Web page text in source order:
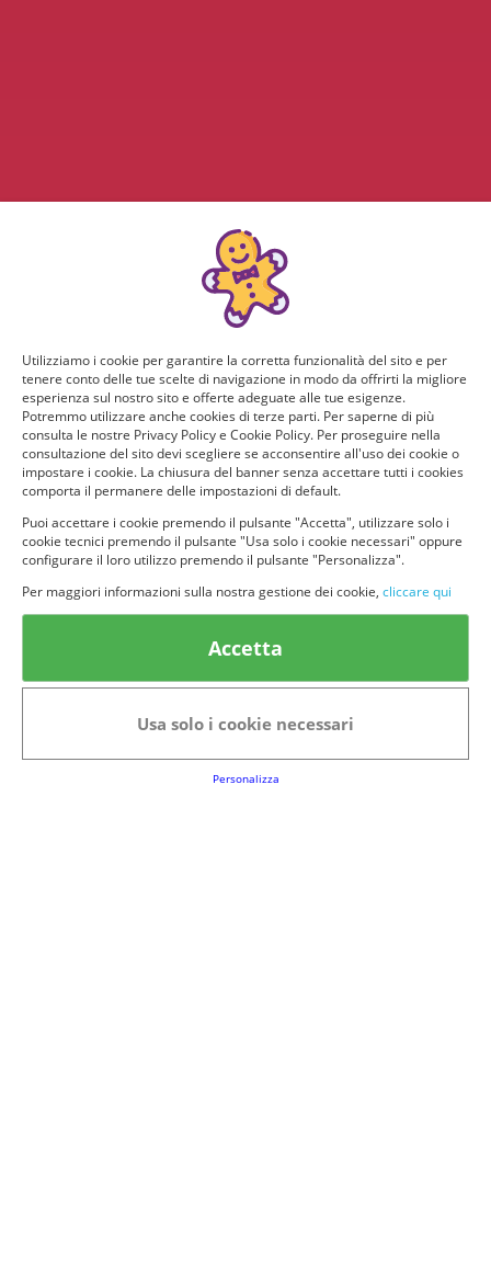
© provaprodottigratis.it 2023 | All Rights Reserved.
Categorie in evidenza
Alimenti e bevande
Bambini
Animali
Link Utili
Utilizziamo i cookie per garantire la corretta funzionalità del sito e per
tenere conto delle tue scelte di navigazione in modo da offrirti la migliore
esperienza sul nostro sito e offerte adeguate alle tue esigenze.
Potremmo utilizzare anche cookies di terze parti. Per saperne di più
consulta le nostre Privacy Policy e Cookie Policy. Per proseguire nella
consultazione del sito devi scegliere se acconsentire all'uso dei cookie o
impostare i cookie. La chiusura del banner senza accettare tutti i cookies
comporta il permanere delle impostazioni di default.
Puoi accettare i cookie premendo il pulsante "Accetta", utilizzare solo i
cookie tecnici premendo il pulsante "Usa solo i cookie necessari" oppure
configurare il loro utilizzo premendo il pulsante "Personalizza".
Per maggiori informazioni sulla nostra gestione dei cookie, cliccare qui
Accetta
Usa solo i cookie necessari
Personalizza